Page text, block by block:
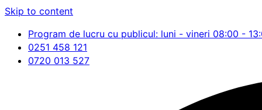
Skip to content
Program de lucru cu publicul: luni - vineri 08:00 -
0251 458 121
0720 013 527